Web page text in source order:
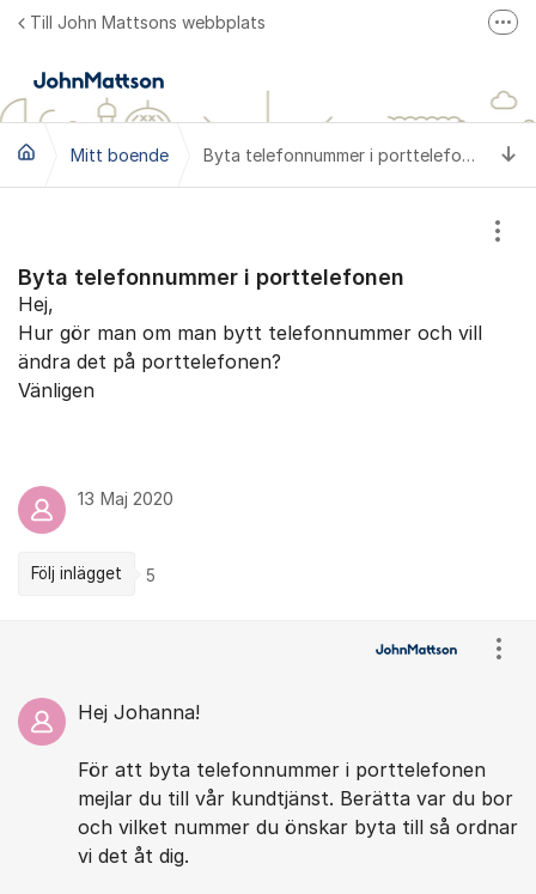
Hoppa till innehåll
Till John Mattsons webbplats
John Mattson på Facebook
Mitt boende Byta telefonnummer i porttelefonen
Byta telefonnummer i porttelefonen
Hej,
Hur gör man om man bytt telefonnummer och vill
ändra det på porttelefonen?
Vänligen
13 Maj 2020
Följ inlägget 5
Hej Johanna!
För att byta telefonnummer i porttelefonen
mejlar du till vår kundtjänst. Berätta var du bor
och vilket nummer du önskar byta till så ordnar
vi det åt dig.